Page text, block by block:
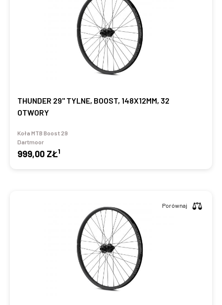
THUNDER 29" TYLNE, BOOST, 148X12MM, 32
OTWORY
Koła MTB Boost 29
Dartmoor
999,00 ZŁ1
Porównaj